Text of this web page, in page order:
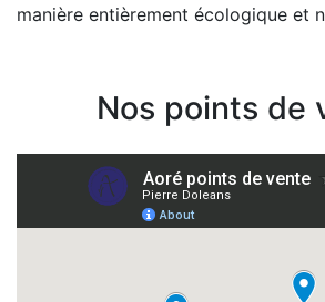
manière entièrement écologique et
Nos points de